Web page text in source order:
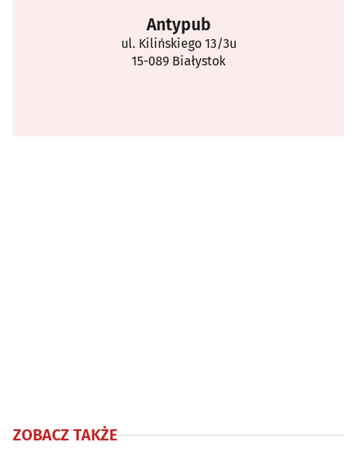
Antypub
ul. Kilińskiego 13/3u
15-089 Białystok
ZOBACZ TAKŻE